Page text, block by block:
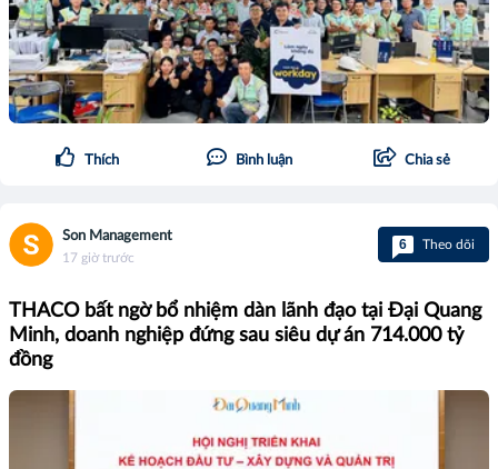
Thích Bình luận Chia sẻ
Son Management
17 giờ trước
6 Theo dõi
THACO bất ngờ bổ nhiệm dàn lãnh đạo tại Đại Quang
Minh, doanh nghiệp đứng sau siêu dự án 714.000 tỷ
đồng